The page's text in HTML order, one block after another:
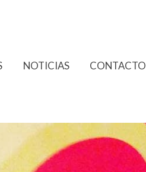
NOTICIAS CONTACTO